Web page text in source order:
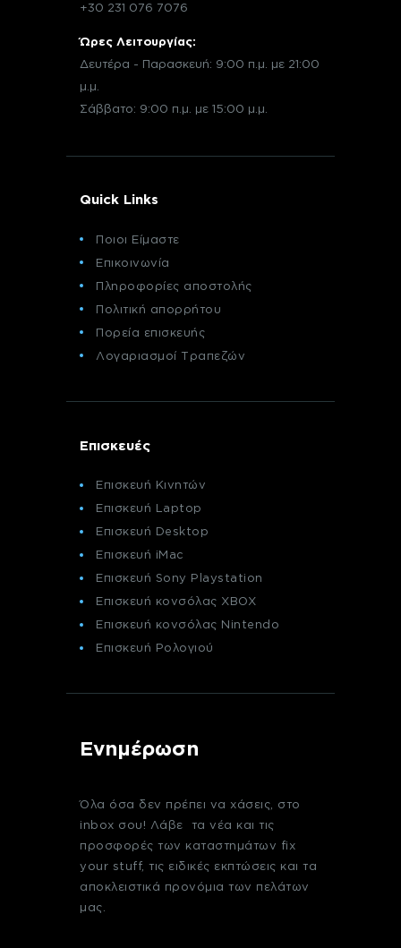
+30 231 076 7076
Ώρες Λειτουργίας:
Δευτέρα - Παρασκευή: 9:00 π.μ. με 21:00
μ.μ.
Σάββατο: 9:00 π.μ. με 15:00 μ.μ.
Quick Links
Ποιοι Είμαστε
Επικοινωνία
Πληροφορίες αποστολής
Πολιτική απορρήτου
Πορεία επισκευής
Λογαριασμοί Τραπεζών
Επισκευές
Επισκευή Κινητών
Επισκευή Laptop
Επισκευή Desktop
Επισκευή iMac
Επισκευή Sony Playstation
Επισκευή κονσόλας XBOX
Επισκευή κονσόλας Nintendo
Επισκευή Ρολογιού
Ενημέρωση
Όλα όσα δεν πρέπει να χάσεις, στο
inbox σου! Λάβε τα νέα και τις
προσφορές των καταστημάτων fix
your stuff, τις ειδικές εκπτώσεις και τα
αποκλειστικά προνόμια των πελάτων
μας.